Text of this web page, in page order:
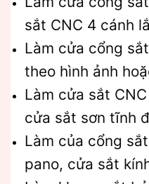
sắt CNC 4 cánh
Làm cửa cổng
theo hình ảnh
Làm cửa sắt
cửa sắt sơn tĩnh
Làm của cổng
pano, cửa sắt